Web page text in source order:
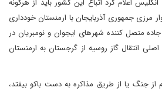
اعلام کرد اتباع این کشور باید از هرگونه
از نوار مرزی جمهوری آذربایجان با ارمنستان خودداری
متصل کننده شهرهای ایجوان و نومبریان در
انتقال گاز روسیه از گرجستان به ارمنستان
جنگ یا از طریق مذاکره به دست باکو بیفتد،